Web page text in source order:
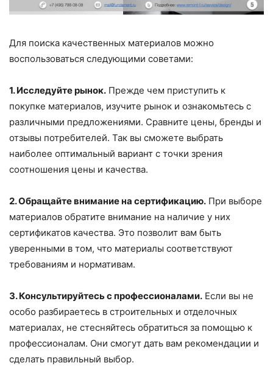
Для поиска качественных материалов можно
воспользоваться следующими советами:
1. Исследуйте рынок. Прежде чем приступить к
покупке материалов, изучите рынок и ознакомьтесь с
различными предложениями. Сравните цены, бренды и
отзывы потребителей. Так вы сможете выбрать
наиболее оптимальный вариант с точки зрения
соотношения цены и качества.
2. Обращайте внимание на сертификацию. При выборе
материалов обратите внимание на наличие у них
сертификатов качества. Это позволит вам быть
уверенными в том, что материалы соответствуют
требованиям и нормативам.
3. Консультируйтесь с профессионалами. Если вы не
особо разбираетесь в строительных и отделочных
материалах, не стесняйтесь обратиться за помощью к
профессионалам. Они смогут дать вам рекомендации и
сделать правильный выбор.